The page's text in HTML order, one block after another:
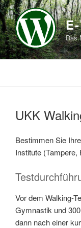
Zum
Inhalt
springen
Das
UKK
Bestimmen Sie
Institute (Tampere,
Vor dem Walking-
Gymnastik und
dann nach einer